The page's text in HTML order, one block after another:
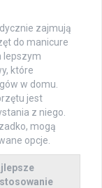
zajmują
do manicure
lepszym
które
w domu.
jest
z niego.
mogą
opcje.